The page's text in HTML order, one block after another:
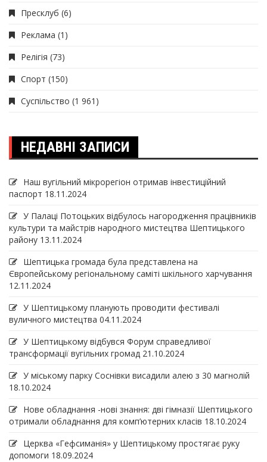
Пресклуб (6)
Реклама (1)
Релігія (73)
Спорт (150)
Суспільство (1 961)
НЕДАВНІ ЗАПИСИ
Наш вугільний мікрорегіон отримав інвеcтиційний
паспорт 18.11.2024
У Палаці Потоцьких відбулось нагородження працівників
культури та майстрів народного мистецтва Шептицького
району 13.11.2024
Шептицька громада була представлена на
Європейському регіональному саміті шкільного харчування
12.11.2024
У Шептицькому планують проводити фестивалі
вуличного мистецтва 04.11.2024
У Шептицькому відбувся Форум справедливої
трансформації вугільних громад 21.10.2024
У міському парку Соснівки висадили алею з 30 магнолій
18.10.2024
Нове обладнання -нові знання: дві гімназії Шептицького
отримали обладнання для комп’ютерних класів 18.10.2024
Церква «Гефсиманія» у Шептицькому простягає руку
допомоги 18.09.2024